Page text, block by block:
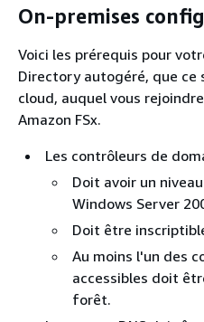
On-premises
Voici les prérequis pour
Directory autogéré, que ce
cloud, auquel vous
Amazon FSx.
Les contrôleurs de
Doit avoir un
Windows Server
Doit être
Au moins l'un des
accessibles doit
forêt.